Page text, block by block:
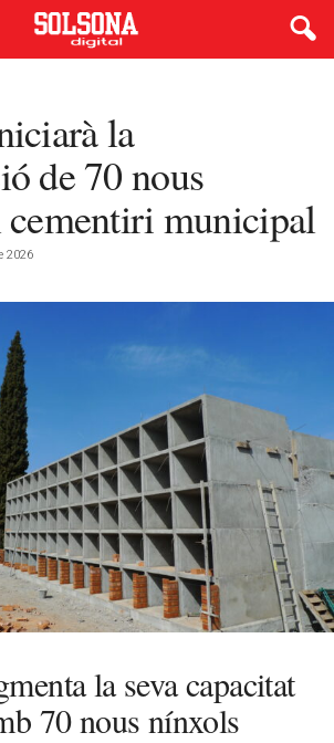
la
de 70 nous
municipal
2026
la seva capacitat
70 nous nínxols